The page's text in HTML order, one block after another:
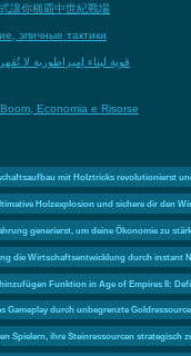
讓你稱霸中世紀戰場
эпичные тактики
Economia e Risorse
mit Holztricks revolutionierst
Holzexplosion und sichere dir den
generierst, um deine Ökonomie zu
die Wirtschaftsentwicklung durch instant
Funktion in Age of Empires II:
durch unbegrenzte
Spielern, ihre Steinressourcen